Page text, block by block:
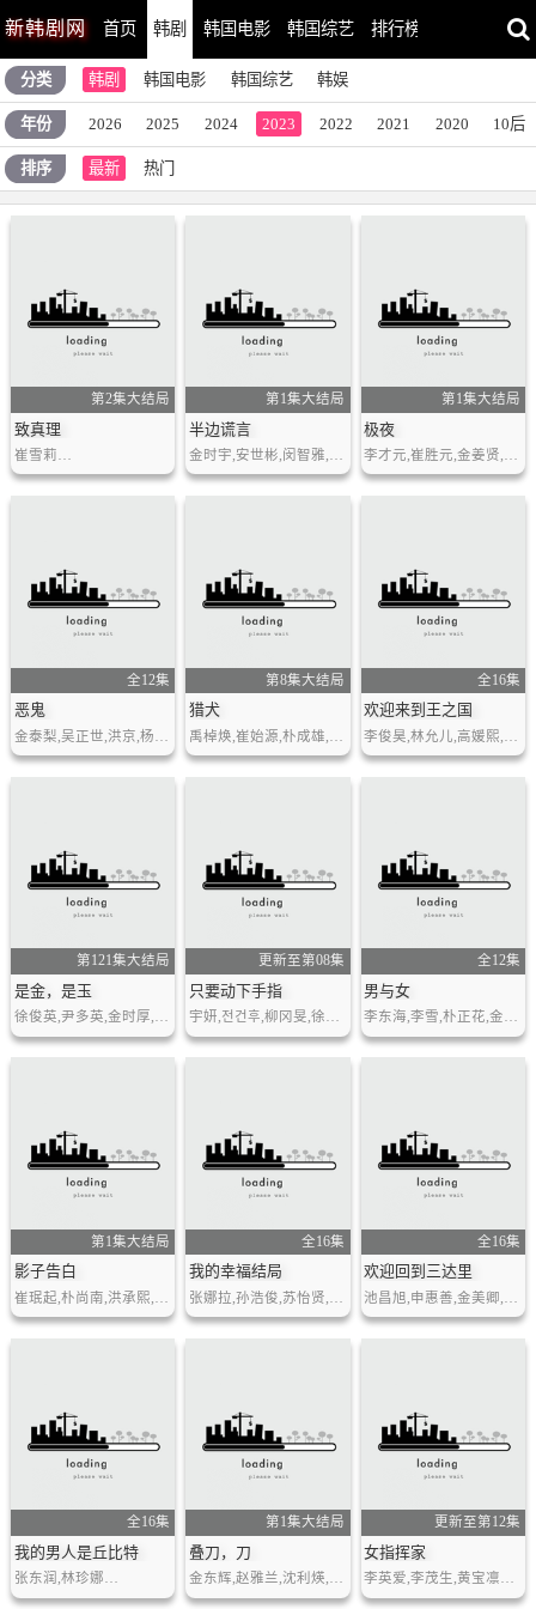
新韩剧网 首页 韩剧 韩国电影 韩国综艺 排行榜
分类 韩剧 韩国电影 韩国综艺 韩娱
年份 2026 2025 2024 2023 2022 2021 2020 10后
排序 最新 热门
第2集大结局
致真理
崔雪莉…
第1集大结局
半边谎言
第1集大结局
极夜
全12集
恶鬼
第8集大结局
猎犬
全16集
欢迎来到王之国
第121集大结局
是金，是玉
更新至第08集
只要动下手指
全12集
男与女
第1集大结局
影子告白
全16集
我的幸福结局
全16集
欢迎回到三达里
全16集
我的男人是丘比特
张东润,林珍娜…
第1集大结局
叠刀，刀
更新至第12集
女指挥家